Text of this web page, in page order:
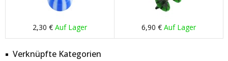
2,30 € Auf Lager 6,90 € Auf Lager
Verknüpfte Kategorien